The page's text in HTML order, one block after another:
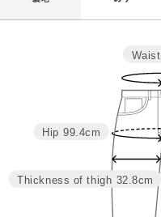
ヒップ
95.4
73 99.4
Thickness of thigh 32.8cm
Hip 99.4cm
Waist